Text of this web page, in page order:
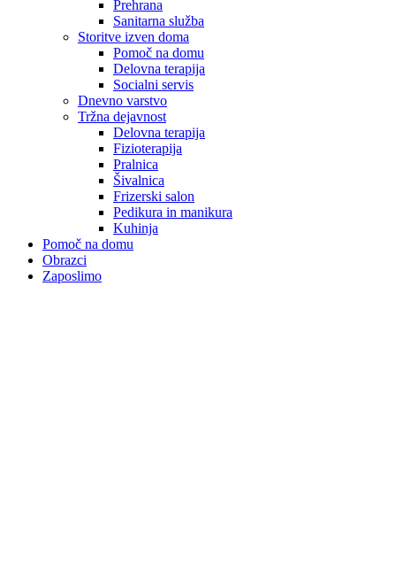
Prehrana
Sanitarna služba
Storitve izven doma
Pomoč na domu
Delovna terapija
Socialni servis
Dnevno varstvo
Tržna dejavnost
Delovna terapija
Fizioterapija
Pralnica
Šivalnica
Frizerski salon
Pedikura in manikura
Kuhinja
Pomoč na domu
Obrazci
Zaposlimo